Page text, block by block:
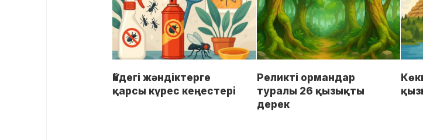
Үйдегі жәндіктерге
қарсы күрес кеңестері
Реликті ормандар
туралы 26 қызықты
дерек